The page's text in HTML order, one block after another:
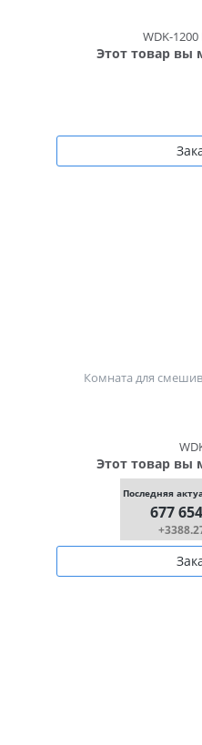
WDK-
Этот товар вы
Комната для
Этот товар вы
Последняя
677